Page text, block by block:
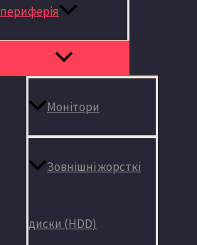
периферія
Монітори
Зовнішні жорсткі
диски (HDD)